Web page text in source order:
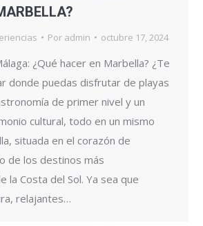
Por admin octubre 17, 2024
¿Qué hacer en Marbella? ¿Te
donde puedas disfrutar de playas
de primer nivel y un
cultural, todo en un mismo
situada en el corazón de
de los destinos más
la Costa del Sol. Ya sea que
relajantes…